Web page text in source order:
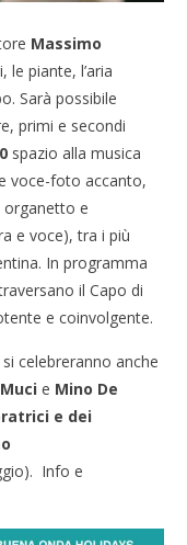
Massimo
piante, l’aria
Sarà possibile
primi e secondi
spazio alla musica
voce-foto accanto,
organetto e
e voce), tra i più
In programma
il Capo di
e coinvolgente.
celebreranno anche
e Mino De
e dei
Info e